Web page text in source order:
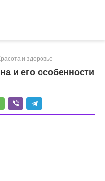
и здоровье
и его особенности